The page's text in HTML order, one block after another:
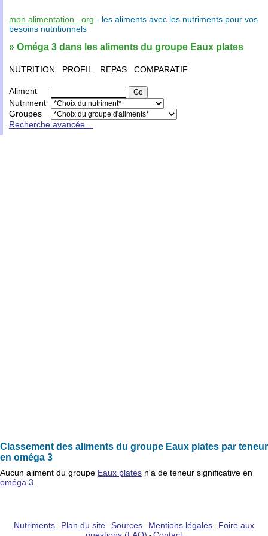
mon alimentation . org - les aliments avec les nutriments pour vos
besoins nutritionnels
» Oméga 3 dans les aliments du groupe Eaux plates
NUTRITION PROFIL REPAS COMPARATIF
Aliment
Nutriment
Groupes
Recherche avancée…
Classement des aliments du groupe Eaux plates par teneur
en oméga 3
Aucun aliment du groupe Eaux plates n'a de teneur significative en
oméga 3
Nutriments - Plan du site - Sources - Mentions légales - Foire aux